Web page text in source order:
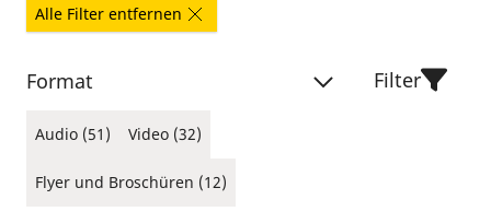
Alle Filter entfernen
Format
Audio (51) Video (32)
Flyer und Broschüren (12)
Filter